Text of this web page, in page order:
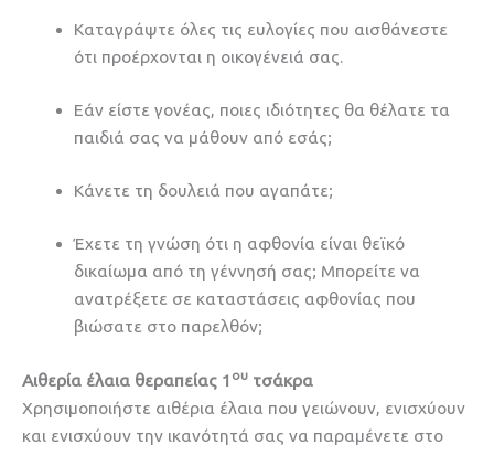
Καταγράψτε όλες τις ευλογίες που αισθάνεστε
ότι προέρχονται η οικογένειά σας.
Εάν είστε γονέας, ποιες ιδιότητες θα θέλατε τα
παιδιά σας να μάθουν από εσάς;
Κάνετε τη δουλειά που αγαπάτε;
Έχετε τη γνώση ότι η αφθονία είναι θεϊκό
δικαίωμα από τη γέννησή σας; Μπορείτε να
ανατρέξετε σε καταστάσεις αφθονίας που
βιώσατε στο παρελθόν;
Αιθερία έλαια θεραπείας 1 ου τσάκρα
Χρησιμοποιήστε αιθέρια έλαια που γειώνουν, ενισχύουν
και ενισχύουν την ικανότητά σας να παραμένετε στο